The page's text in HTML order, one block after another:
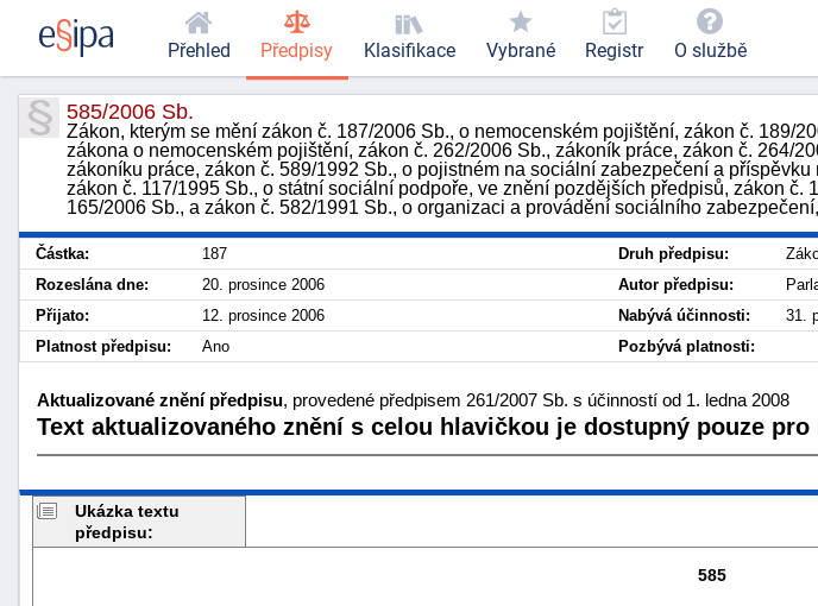
585/2006 Sb.
Zákon, kterým se mění zákon č. 187/2006 Sb., o nemocenském pojištění, zákon č. 189/
zákona o nemocenském pojištění, zákon č. 262/2006 Sb., zákoník práce, zákon č. 264/
zákoníku práce, zákon č. 589/1992 Sb., o pojistném na sociální zabezpečení a
zákon č. 117/1995 Sb., o státní sociální podpoře, ve znění pozdějších předpisů, zákon č.
165/2006 Sb., a zákon č. 582/1991 Sb., o organizaci a provádění sociálního
Částka: 187 Druh předpisu:
Rozeslána dne:
20. prosince 2006 Autor předpisu:
Přijato:
12. prosince 2006 Nabývá účinnosti:
31.
Platnost předpisu:
Ano Pozbývá platnosti:
Aktualizované znění předpisu, provedené předpisem 261/2007 Sb. s účinností od 1. ledna 2008
Text aktualizovaného znění s celou hlavičkou je dostupný pouze
Ukázka textu
předpisu:
585
Přehled Předpisy Klasifikace Vybrané Registr O službě